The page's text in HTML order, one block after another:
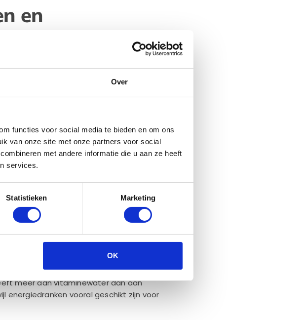
Over
functies voor social media te bieden en om ons
van onze site met onze partners voor social
met andere informatie die u aan ze heeft
services.
Statistieken Marketing
OK
en
samenstellingen met minimale
bewust drinken en uitstraling. Dit past bij
laten zien aan medewerkers en
hydratie en
cafeïne juist licht uitdrogend en zijn
meer aan vitaminewater dan aan
energiedranken vooral geschikt zijn voor